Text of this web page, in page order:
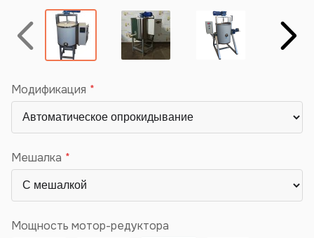
Назад Вперёд
Модификация
Мешалка
Мощность мотор-редуктора